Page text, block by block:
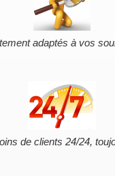
adaptés à vos
de clients 24/24,